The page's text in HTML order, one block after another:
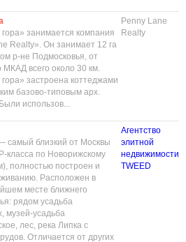
занимается компания
Realty». Он занимает 12 га
р-не Подмосковья, от
МКАД всего около 30 км.
застроена коттеджами
базово-типовым арх.
использов...
Penny Lane
Realty
самый близкий от Москвы
класса по Новорижскому
полностью построен и
Расположен в
месте ближнего
рядом усадьба
музей-усадьба
лес, река Липка с
Отличается от других
Агентство
элитной
недвижимости
TWEED